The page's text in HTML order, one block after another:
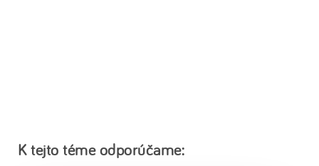
K tejto téme odporúčame: